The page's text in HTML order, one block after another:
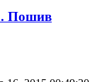
Пошив